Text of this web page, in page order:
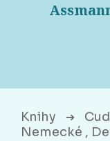
Knihy ➔
Nemecké ,